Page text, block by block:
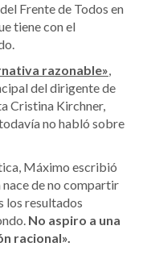
Frente de Todos en
tiene con el
razonable»,
del dirigente de
Cristina Kirchner,
no habló sobre
Máximo escribió
nace de no compartir
los resultados
No aspiro a una
racional».